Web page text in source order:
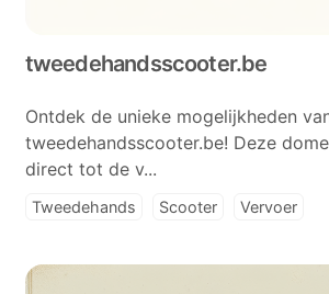
tweedehandsscooter.be
Ontdek de unieke mogelijkheden
tweedehandsscooter.be! Deze
direct tot de v...
Tweedehands Scooter Vervoer